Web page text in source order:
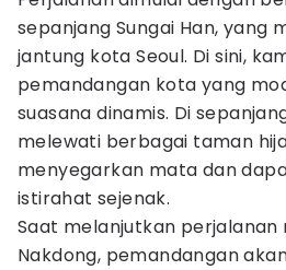
sepanjang Sungai Han, yang
jantung kota Seoul. Di sini,
pemandangan kota yang
suasana dinamis. Di
melewati berbagai taman
menyegarkan mata dan
istirahat sejenak.
Saat melanjutkan perjalanan
Nakdong, pemandangan